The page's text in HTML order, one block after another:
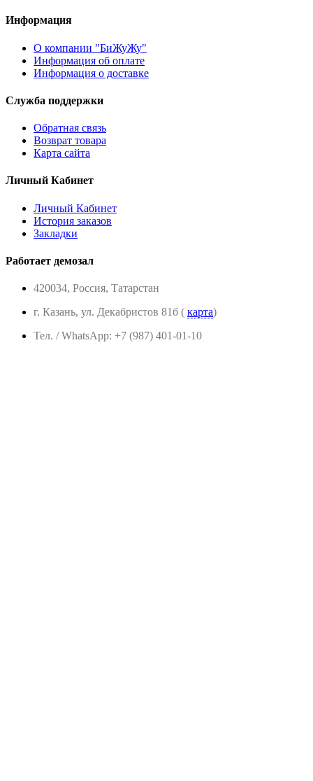
Информация
О компании "БиЖуЖу"
Информация об оплате
Информация о доставке
Служба поддержки
Обратная связь
Возврат товара
Карта сайта
Личный Кабинет
Личный Кабинет
История заказов
Закладки
Работает демозал
420034, Россия, Татарстан
г. Казань, ул. Декабристов 81б ( карта)
Тел. / WhatsApp: +7 (987) 401-01-10